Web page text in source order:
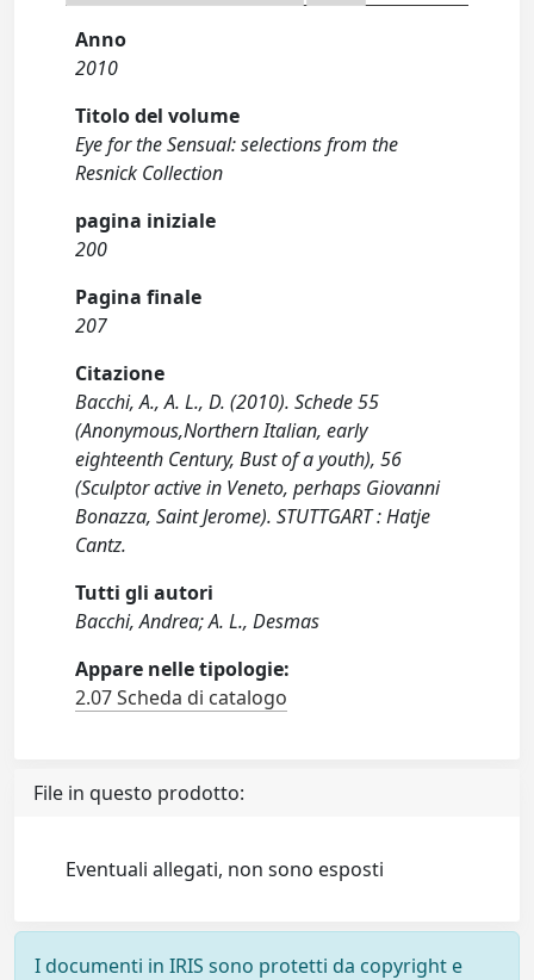
Anno
2010
Titolo del volume
Eye for the Sensual: selections from the
Resnick Collection
pagina iniziale
200
Pagina finale
207
Citazione
Bacchi, A., A. L., D. (2010). Schede 55
(Anonymous,Northern Italian, early
eighteenth Century, Bust of a youth), 56
(Sculptor active in Veneto, perhaps Giovanni
Bonazza, Saint Jerome). STUTTGART : Hatje
Cantz.
Tutti gli autori
Bacchi, Andrea; A. L., Desmas
Appare nelle tipologie:
2.07 Scheda di catalogo
File in questo prodotto:
Eventuali allegati, non sono esposti
I documenti in IRIS sono protetti da copyright e